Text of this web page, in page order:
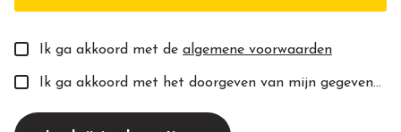
Ik ga akkoord met de algemene voorwaarden
Ik ga akkoord met het doorgeven van mijn gegevens aan de toekomstige docent(e).